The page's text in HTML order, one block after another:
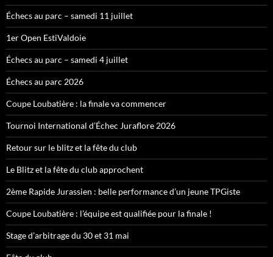
Échecs au parc – samedi 11 juillet
1er Open EstiValdoie
Échecs au parc – samedi 4 juillet
Échecs au parc 2026
Coupe Loubatière : la finale va commencer
Tournoi International d’Échec Juraflore 2026
Retour sur le blitz et la fête du club
Le Blitz et la fête du club approchent
2ème Rapide Jurassien : belle performance d’un jeune TPGiste
Coupe Loubatière : l’équipe est qualifiée pour la finale !
Stage d’arbitrage du 30 et 31 mai